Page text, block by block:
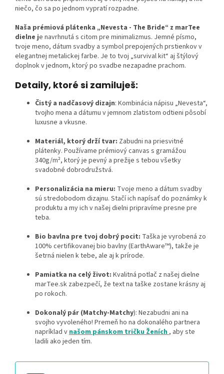
niečo, čo sa po jednom vypratí rozpadne.
Naša prémiová plátenka „Nevesta - The Bride“ z marTee
dielne je navrhnutá s citom pre minimalizmus. Jemné písmo,
tvoje meno, dátum svadby a symbol prepojených prstienkov v
elegantnej metalickej farbe. Je to tvoj „survival kit“ aj štýlový
doplnok v jednom, ktorý po svadbe nezapadne prachom.
Detaily, ktoré si zamiluješ:
Čistý a nadčasový dizajn: Kombinácia nápisu „Nevesta“,
tvojho mena a dátumu v jemnom zlatistom odtieni pôsobí
luxusne a vkusne.
Materiál, ktorý drží tvar: Zabudni na priesvitné
plátenky. Používame prémiový canvas s gramážou
340g/m², ktorý je pevný a prežije s tebou všetky
svadobné dobrodružstvá.
Personalizácia na mieru: Tvoje meno a dátum svadby
sú stredobodom dizajnu. Stačí ich napísať do poznámky k
produktu a my ich v našej dielni pripravíme presne pre
teba.
Bio bavlna pre tvoj dobrý pocit: Taška je vyrobená zo
100% certifikovanej bio bavlny (EarthAware™), takže je
šetrná nielen k tebe, ale aj k prírode.
Pamiatka na celý život: Kvalitná potlač z našej dielne
marTee.sk zabezpečí, že text na taške zostane krásny aj
po rokoch.
Dokonalý pár (Matchy-Matchy): Nezabudni ani na
svojho vyvoleného! Premeň ho na dokonalého partnera
napríklad v našom pánskom tričku Ženích , aby ste
ladili ako jeden tím.